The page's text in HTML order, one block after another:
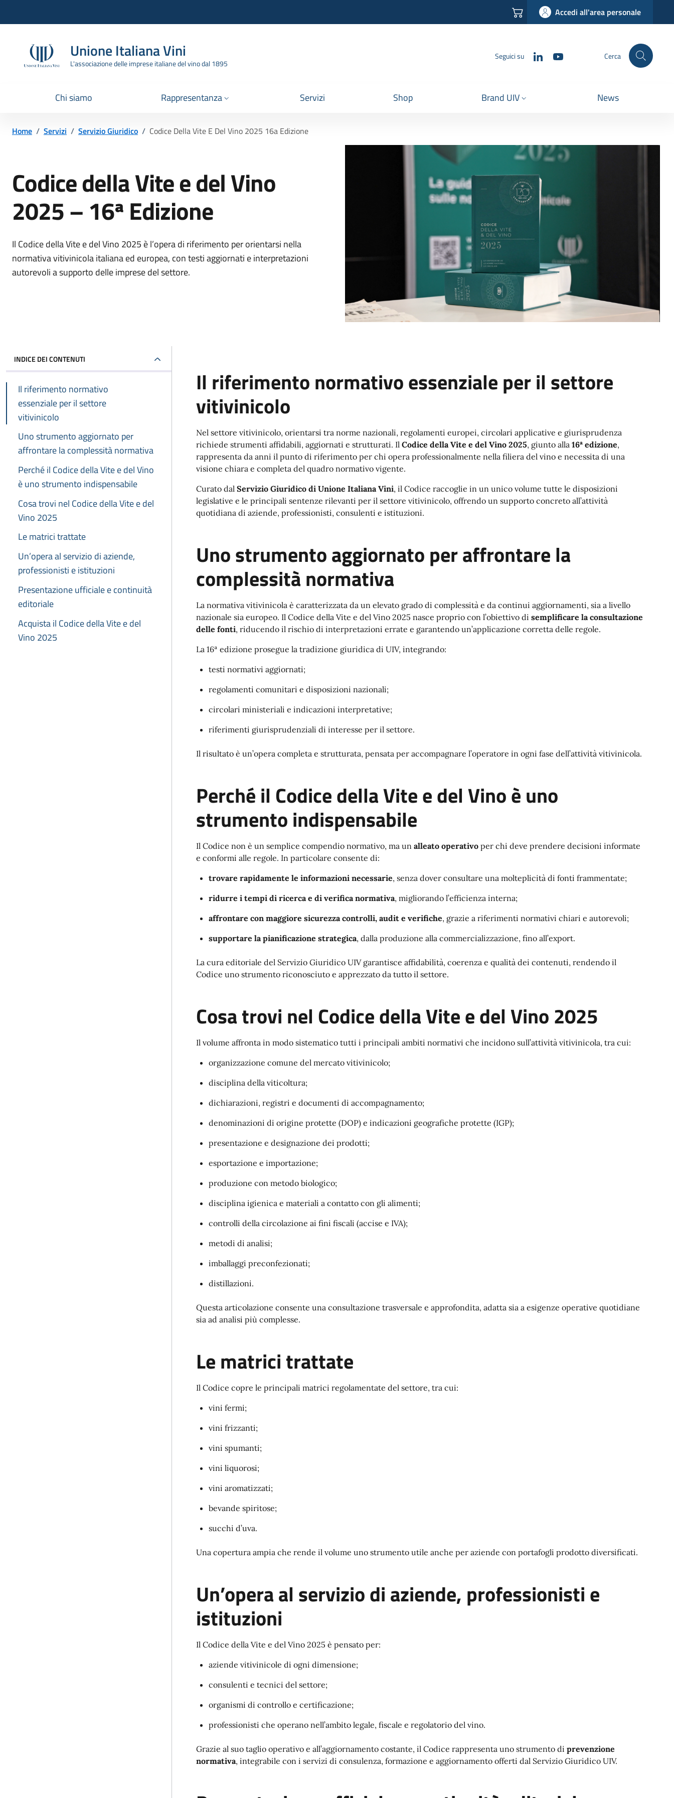
Accedi all'area personale
Unione Italiana Vini
L'associazione delle imprese italiane del vino dal 1895
Seguici su LinkedIn Cerca
Chi siamo Rappresentanza Servizi Shop Brand UIV News
Home / Servizi / Servizio Giuridico / Codice Della Vite E Del Vino 2025 16a Edizione
Codice della Vite e del Vino
2025 – 16ª Edizione
Il Codice della Vite e del Vino 2025 è l’opera di riferimento per orientarsi nella
normativa vitivinicola italiana ed europea, con testi aggiornati e interpretazioni
autorevoli a supporto delle imprese del settore.
INDICE DEI CONTENUTI
Il riferimento normativo
essenziale per il settore
vitivinicolo
Uno strumento aggiornato per
affrontare la complessità normativa
Perché il Codice della Vite e del Vino
è uno strumento indispensabile
Cosa trovi nel Codice della Vite e del
Vino 2025
Le matrici trattate
Un’opera al servizio di aziende,
professionisti e istituzioni
Presentazione ufficiale e continuità
editoriale
Acquista il Codice della Vite e del
Vino 2025
Il riferimento normativo essenziale per il settore
vitivinicolo
Nel settore vitivinicolo, orientarsi tra norme nazionali, regolamenti europei, circolari applicative e giurisprudenza
richiede strumenti affidabili, aggiornati e strutturati. Il Codice della Vite e del Vino 2025, giunto alla 16ª edizione,
rappresenta da anni il punto di riferimento per chi opera professionalmente nella filiera del vino e necessita di una
visione chiara e completa del quadro normativo vigente.
Curato dal Servizio Giuridico di Unione Italiana Vini, il Codice raccoglie in un unico volume tutte le disposizioni
legislative e le principali sentenze rilevanti per il settore vitivinicolo, offrendo un supporto concreto all’attività
quotidiana di aziende, professionisti, consulenti e istituzioni.
Uno strumento aggiornato per affrontare la
complessità normativa
La normativa vitivinicola è caratterizzata da un elevato grado di complessità e da continui aggiornamenti, sia a livello
nazionale sia europeo. Il Codice della Vite e del Vino 2025 nasce proprio con l’obiettivo di semplificare la consultazione
delle fonti, riducendo il rischio di interpretazioni errate e garantendo un’applicazione corretta delle regole.
La 16ª edizione prosegue la tradizione giuridica di UIV, integrando:
testi normativi aggiornati;
regolamenti comunitari e disposizioni nazionali;
circolari ministeriali e indicazioni interpretative;
riferimenti giurisprudenziali di interesse per il settore.
Il risultato è un’opera completa e strutturata, pensata per accompagnare l’operatore in ogni fase dell’attività vitivinicola.
Perché il Codice della Vite e del Vino è uno
strumento indispensabile
Il Codice non è un semplice compendio normativo, ma un alleato operativo per chi deve prendere decisioni informate
e conformi alle regole. In particolare consente di:
trovare rapidamente le informazioni necessarie, senza dover consultare una molteplicità di fonti frammentate;
ridurre i tempi di ricerca e di verifica normativa, migliorando l’efficienza interna;
affrontare con maggiore sicurezza controlli, audit e verifiche, grazie a riferimenti normativi chiari e autorevoli;
supportare la pianificazione strategica, dalla produzione alla commercializzazione, fino all’export.
La cura editoriale del Servizio Giuridico UIV garantisce affidabilità, coerenza e qualità dei contenuti, rendendo il
Codice uno strumento riconosciuto e apprezzato da tutto il settore.
Cosa trovi nel Codice della Vite e del Vino 2025
Il volume affronta in modo sistematico tutti i principali ambiti normativi che incidono sull’attività vitivinicola, tra cui:
organizzazione comune del mercato vitivinicolo;
disciplina della viticoltura;
dichiarazioni, registri e documenti di accompagnamento;
denominazioni di origine protette (DOP) e indicazioni geografiche protette (IGP);
presentazione e designazione dei prodotti;
esportazione e importazione;
produzione con metodo biologico;
disciplina igienica e materiali a contatto con gli alimenti;
controlli della circolazione ai fini fiscali (accise e IVA);
metodi di analisi;
imballaggi preconfezionati;
distillazioni.
Questa articolazione consente una consultazione trasversale e approfondita, adatta sia a esigenze operative quotidiane
sia ad analisi più complesse.
Le matrici trattate
Il Codice copre le principali matrici regolamentate del settore, tra cui:
vini fermi;
vini frizzanti;
vini spumanti;
vini liquorosi;
vini aromatizzati;
bevande spiritose;
succhi d’uva.
Una copertura ampia che rende il volume uno strumento utile anche per aziende con portafogli prodotto diversificati.
Un’opera al servizio di aziende, professionisti e
istituzioni
Il Codice della Vite e del Vino 2025 è pensato per:
aziende vitivinicole di ogni dimensione;
consulenti e tecnici del settore;
organismi di controllo e certificazione;
professionisti che operano nell’ambito legale, fiscale e regolatorio del vino.
Grazie al suo taglio operativo e all’aggiornamento costante, il Codice rappresenta uno strumento di prevenzione
normativa, integrabile con i servizi di consulenza, formazione e aggiornamento offerti dal Servizio Giuridico UIV.